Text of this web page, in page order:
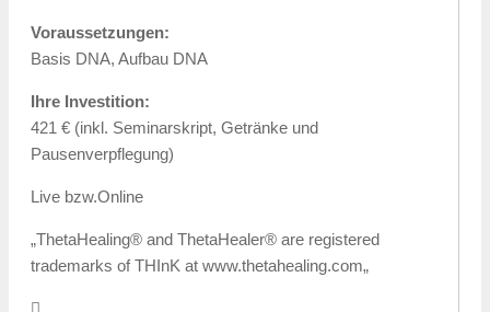
Voraussetzungen:
Basis DNA, Aufbau DNA
Ihre Investition:
421 € (inkl. Seminarskript, Getränke und
Pausenverpflegung)
Live bzw.Online
„ThetaHealing® and ThetaHealer® are registered
trademarks of THInK at www.thetahealing.com„